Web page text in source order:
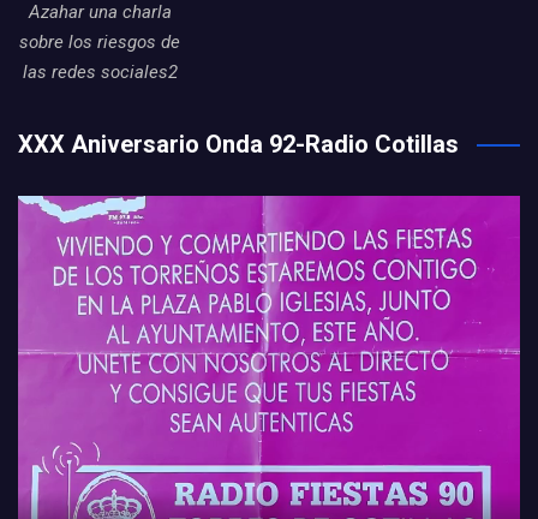
Azahar una charla
sobre los riesgos de
las redes sociales2
XXX Aniversario Onda 92-Radio Cotillas